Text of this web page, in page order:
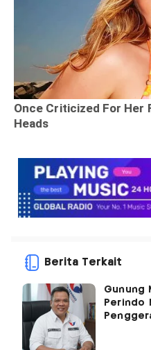
Berita Terkait
Gunung
Perindo